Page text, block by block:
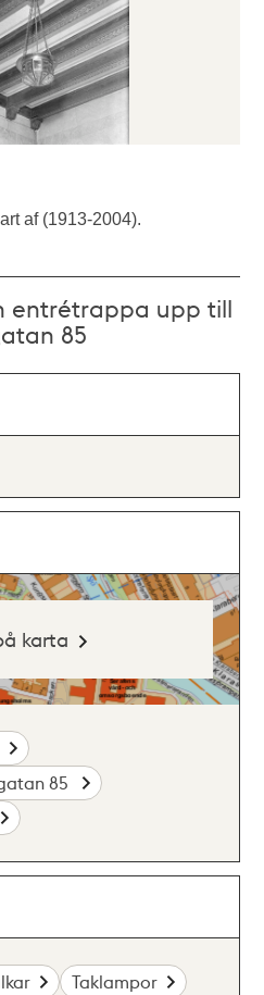
af (1913-2004).
entrétrappa upp till
85
karta
85
Taklampor